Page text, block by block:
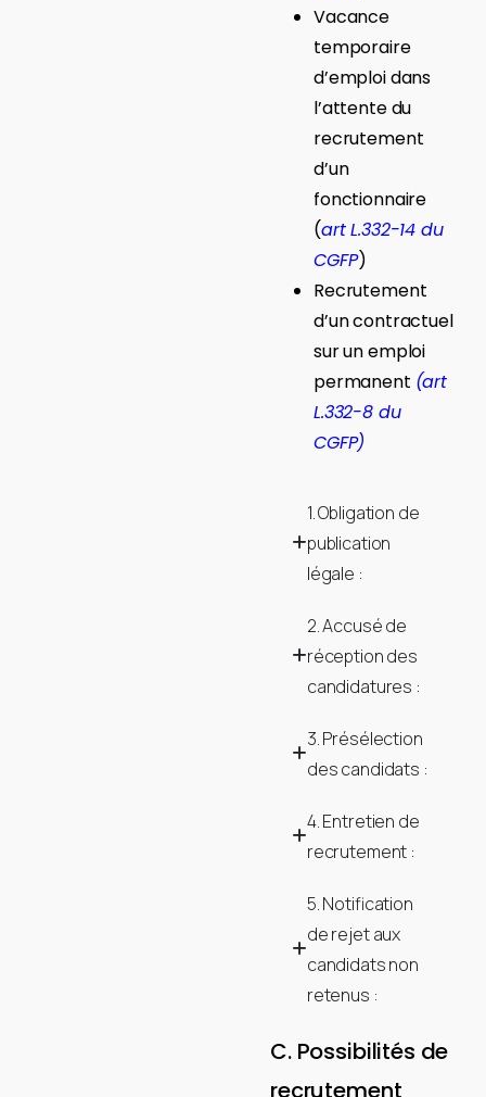
Vacance
temporaire
d’emploi dans
l’attente du
recrutement
d’un
fonctionnaire
(art L.332-14 du
CGFP)
Recrutement
d’un contractuel
sur un emploi
permanent (art
L.332-8 du
CGFP)
1. Obligation de
publication
légale :
2. Accusé de
réception des
candidatures :
3. Présélection
des candidats :
4. Entretien de
recrutement :
5. Notification
de rejet aux
candidats non
retenus :
C. Possibilités de
recrutement